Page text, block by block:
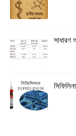
সাধারণ